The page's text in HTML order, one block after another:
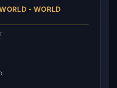
- WORLD